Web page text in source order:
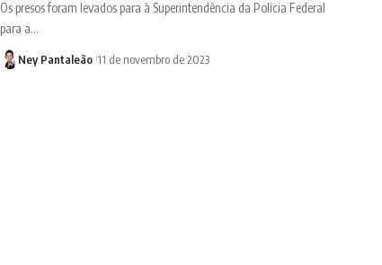
Os presos foram levados para à Superintendência da Polícia Federal
para a…
Ney Pantaleão 11 de novembro de 2023